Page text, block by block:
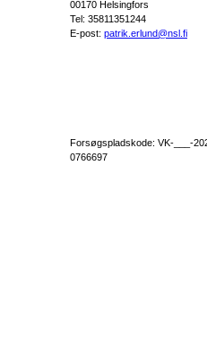
00170 Helsingfors
Tel: 35811351244
E-post: patrik.erlund@nsl.fi
Forsøgspladskode: VK-___-
0766697